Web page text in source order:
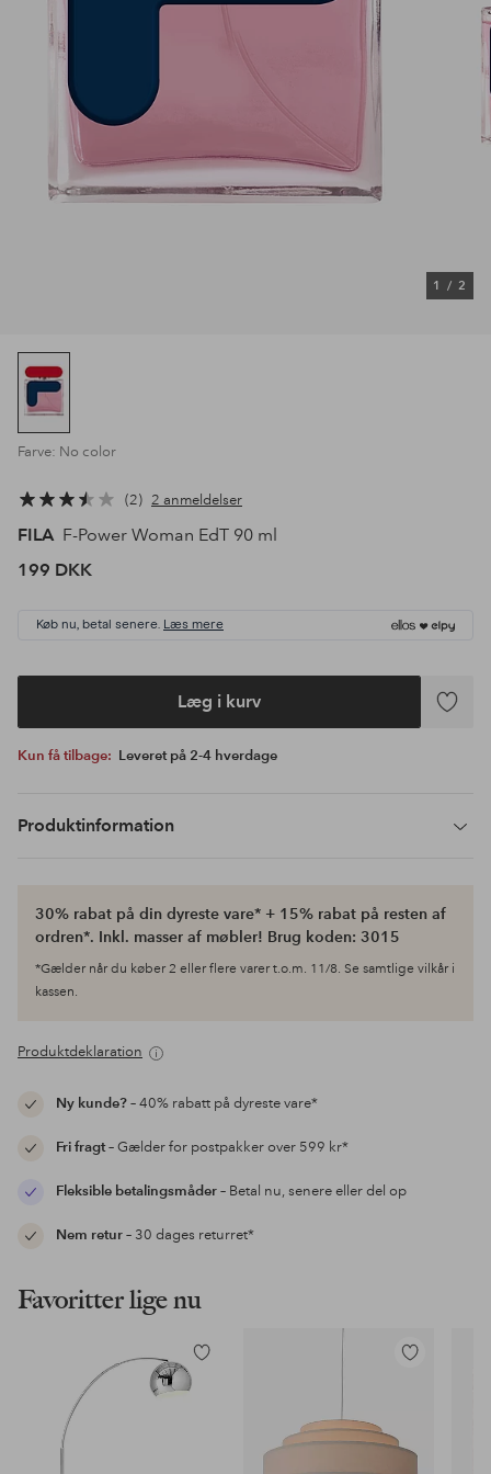
1 / 2
Farve: No color
2 2 anmeldelser
FILA F-Power Woman EdT 90 ml
199 DKK
Køb nu, betal senere. Læs mere
Læg i kurv
Tilføj
Kun få tilbage: Leveret på 2-4 hverdage
Produktinformation
30% rabat på din dyreste vare* + 15% rabat på resten af
ordren*. Inkl. masser af møbler! Brug koden: 3015
*Gælder når du køber 2 eller flere varer t.o.m. 11/8. Se samtlige vilkår i
kassen.
Produktdeklaration
Ny kunde?– 40% rabatt på dyreste vare*
Fri fragt– Gælder for postpakker over 599 kr*
Fleksible betalingsmåder– Betal nu, senere eller del op
Nem retur– 30 dages returret*
Favoritter lige nu
Tilføj
til
Tilføj